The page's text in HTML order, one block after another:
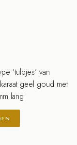
’tulpjes’ van
geel goud met
lang